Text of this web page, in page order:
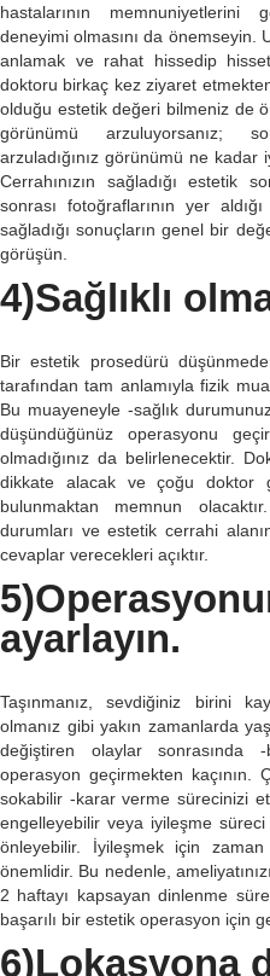
hastalarının
deneyimi olmasını da önemseyin.
anlamak ve rahat hissedip
doktoru birkaç kez ziyaret
olduğu estetik değeri bilmeniz de
görünümü arzuluyorsanız;
arzuladığınız görünümü ne kadar
Cerrahınızın sağladığı estetik
sonrası fotoğraflarının yer
sağladığı sonuçların genel bir
görüşün.
4)Sağlıklı
Bir estetik prosedürü
tarafından tam anlamıyla fizik
Bu muayeneyle -sağlık
düşündüğünüz operasyonu
olmadığınız da belirlenecektir.
dikkate alacak ve çoğu doktor
bulunmaktan memnun
durumları ve estetik cerrahi
cevaplar verecekleri açıktır.
ayarlayın.
Taşınmanız, sevdiğiniz birini
olmanız gibi yakın zamanlarda
değiştiren olaylar sonrasında -
operasyon geçirmekten
sokabilir -karar verme sürecinizi
engelleyebilir veya iyileşme süreci
önleyebilir. İyileşmek için
önemlidir. Bu nedenle,
2 haftayı kapsayan dinlenme
başarılı bir estetik operasyon için
6)Lokasyona